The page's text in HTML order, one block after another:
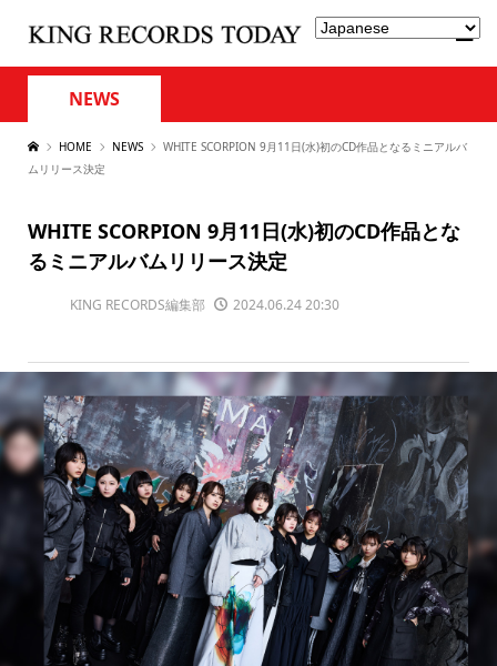
NEWS
HOME NEWS
WHITE SCORPION 9月11日(水)初のCD作品となるミニアルバ
ムリリース決定
WHITE SCORPION 9月11日(水)初のCD作品とな
るミニアルバムリリース決定
KING RECORDS編集部 2024.06.24 20:30